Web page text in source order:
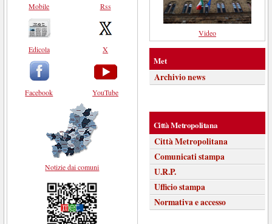
Mobile
Edicola
Facebook
Rss
X
YouTube
Notizie dai comuni
Video
Met
Archivio news
Città Metropolitana
Città Metropolitana
Comunicati stampa
U.R.P.
Ufficio stampa
Normativa e accesso